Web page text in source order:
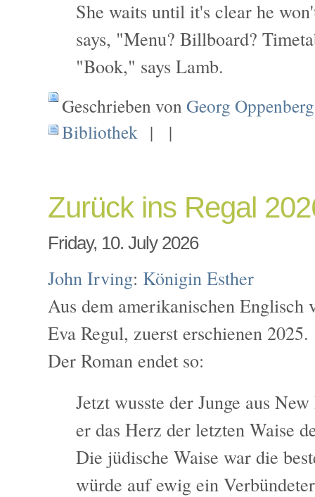
She waits until it's clear he
says, "Menu? Billboard?
"Book," says Lamb.
Geschrieben vonGeorg Oppenberg
Bibliothek | |
Zurück ins Regal
Friday, 10. July 2026
John Irving: Königin Esther
Aus dem amerikanischen Englisch
Eva Regul, zuerst erschienen 2025.
Der Roman endet so:
Jetzt wusste der Junge aus
er das Herz der letzten Waise
Die jüdische Waise war die
würde auf ewig ein